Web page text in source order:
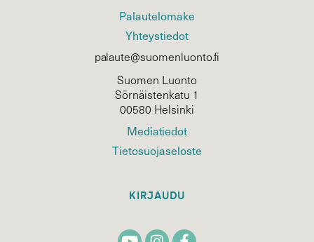
Palautelomake
Yhteystiedot
palaute@suomenluonto.fi
Suomen Luonto
Sörnäistenkatu 1
00580 Helsinki
Mediatiedot
Tietosuojaseloste
KIRJAUDU